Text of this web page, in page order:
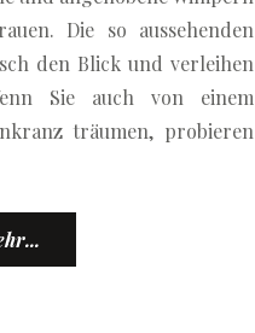
Die so aussehenden
den Blick und verleihen
Sie auch von einem
träumen, probieren